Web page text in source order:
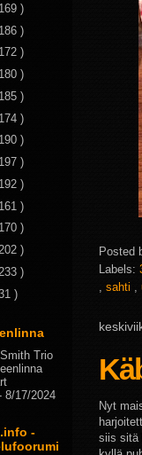
Posted
Labels:
, sahti ,
Nyt
siis sitä
)
)
)
)
)
)
)
)
)
)
)
)
)
)
Trio
8/17/2024
-